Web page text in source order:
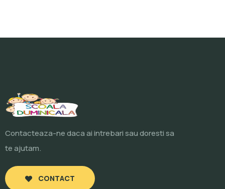
Contacteaza-ne daca ai intrebari sau doresti sa
te ajutam.
CONTACT